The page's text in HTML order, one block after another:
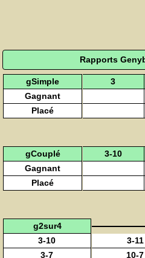
Rapports
gSimple 3
Gagnant
Placé
gCouplé 3-10
Gagnant
Placé
g2sur4
3-10
3-11
3-7
10-7